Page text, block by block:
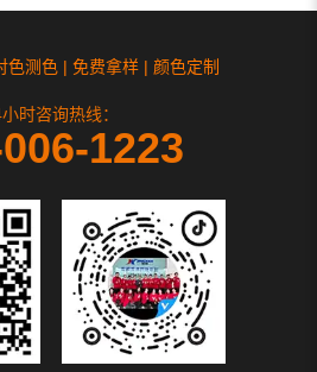
色测色 | 免费拿样 | 颜色定制
时咨询热线：
1223